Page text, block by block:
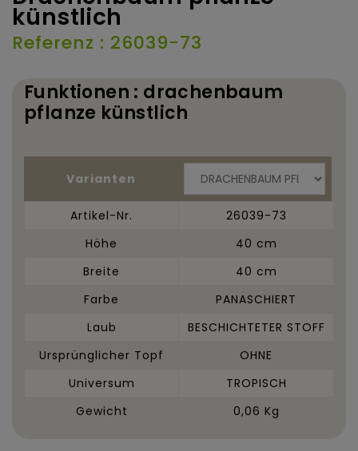
künstlich
Referenz : 26039-73
Funktionen : drachenbaum
pflanze künstlich
Varianten
Artikel-Nr.
26039-73
Höhe
40 cm
Breite
40 cm
Farbe
PANASCHIERT
Laub
BESCHICHTETER STOFF
Ursprünglicher Topf
OHNE
Universum
TROPISCH
Gewicht
0,06 Kg